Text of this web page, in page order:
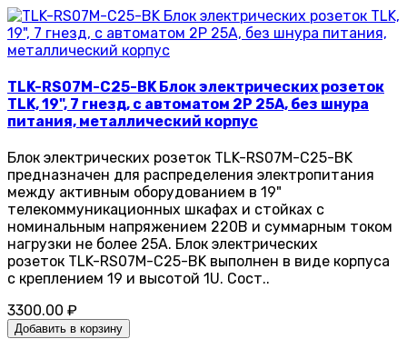
TLK-RS07M-C25-BK Блок электрических розеток
TLK, 19", 7 гнезд, с автоматом 2P 25A, без шнура
питания, металлический корпус
Блок электрических розеток TLK-RS07M-C25-BK
предназначен для распределения электропитания
между активным оборудованием в 19"
телекоммуникационных шкафах и стойках с
номинальным напряжением 220В и суммарным током
нагрузки не более 25А. Блок электрических
розеток TLK-RS07M-C25-BK выполнен в виде корпуса
с креплением 19 и высотой 1U. Сост..
3300.00 ₽
Добавить в корзину